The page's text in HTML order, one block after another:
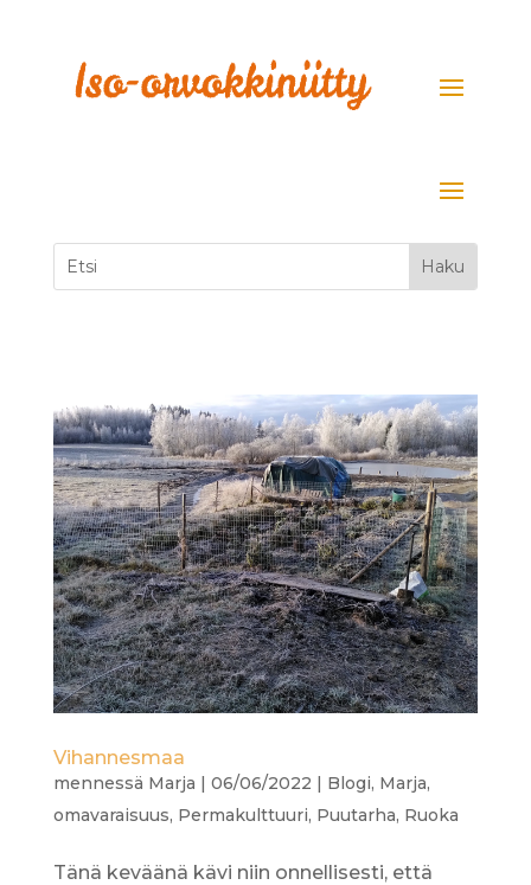
Vihannesmaa
mennessä Marja | 06/06/2022 | Blogi, Marja,
omavaraisuus, Permakulttuuri, Puutarha, Ruoka
Tänä keväänä kävi niin onnellisesti, että